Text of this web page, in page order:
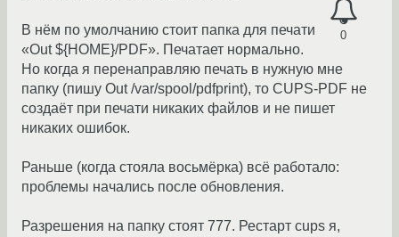
0
В нём по умолчанию стоит папка для печати
«Out ${HOME}/PDF». Печатает нормально.
Но когда я перенаправляю печать в нужную мне
папку (пишу Out /var/spool/pdfprint), то CUPS-PDF не
создаёт при печати никаких файлов и не пишет
никаких ошибок.
Раньше (когда стояла восьмёрка) всё работало:
проблемы начались после обновления.
Разрешения на папку стоят 777. Рестарт cups я,